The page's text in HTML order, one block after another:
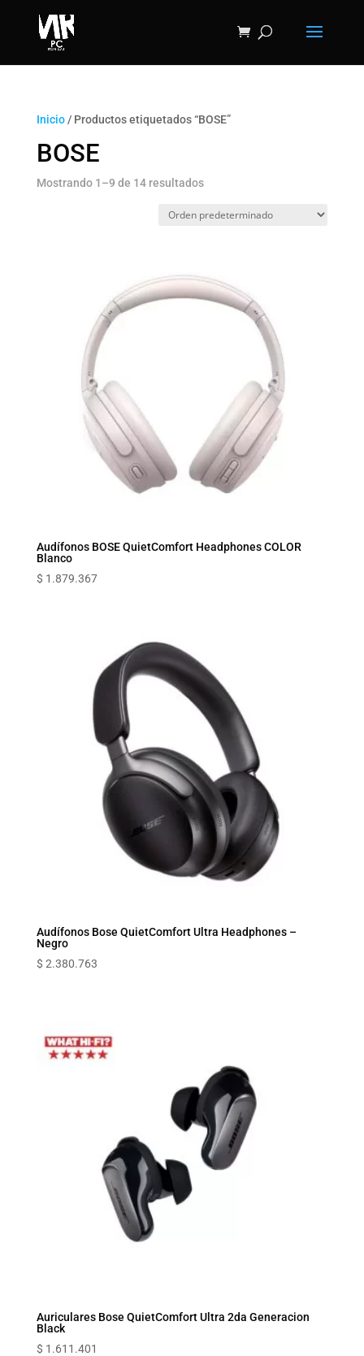
Inicio/ Productos etiquetados “BOSE”
BOSE
Mostrando 1–9 de 14 resultados
Audífonos BOSE QuietComfort Headphones COLOR
Blanco
$ 1.879.367
Audífonos Bose QuietComfort Ultra Headphones –
Negro
$ 2.380.763
Auriculares Bose QuietComfort Ultra 2da Generacion
Black
$ 1.611.401